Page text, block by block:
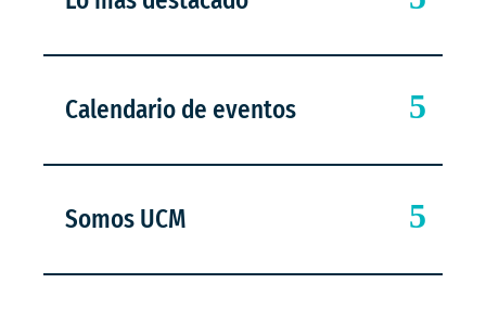
Calendario de eventos
Somos UCM